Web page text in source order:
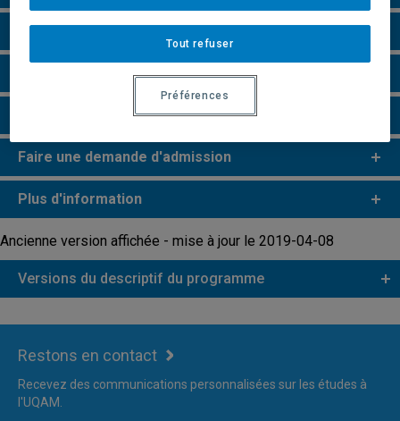
Grille de cheminement
Remarques et règlements
Faire une demande d'admission
Plus d'information
Ancienne version affichée - mise à jour le 2019-04-08
Versions du descriptif du programme
Restons en contact
Recevez des communications personnalisées sur les études à
l'UQAM.
Tout refuser
Préférences